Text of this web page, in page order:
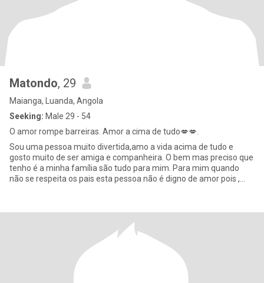
Matondo, 29
Maianga, Luanda, Angola
Seeking: Male 29 - 54
O amor rompe barreiras. Amor a cima de tudo💋💋.
Sou uma pessoa muito divertida,amo a vida acima de tudo e
gosto muito de ser amiga e companheira. O bem mas preciso que
tenho é a minha família são tudo para mim. Para mim quando
não se respeita os pais esta pessoa não é digno de amor pois ,